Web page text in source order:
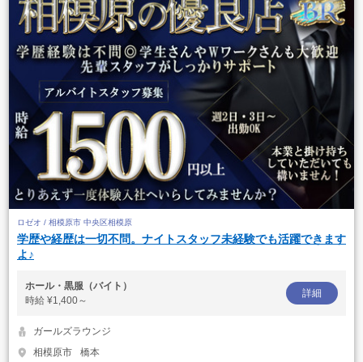
ロゼオ / 相模原市 中央区相模原
学歴や経歴は一切不問。ナイトスタッフ未経験でも活躍できます
よ♪
ホール・黒服（バイト）
時給 ¥1,400～
詳細
ガールズラウンジ
相模原市
橋本